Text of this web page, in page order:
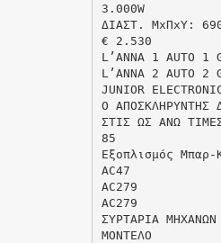
3.000W
ΔIAΣT. MxΠxY:
€ 2.530
L’ANNA 1 AUTO 1
L’ANNA 2 AUTO 2
JUNIOR
O ΑΠOΣΚΛΗΡΥΝΤΗΣ
ΣΤΙΣ ΩΣ ΑΝΩ
85
Eξοπλισμός Μπαρ-
AC47
AC279
AC279
ΣΥΡΤΑΡΙΑ ΜΗΧΑΝΩΝ
MONTEΛO